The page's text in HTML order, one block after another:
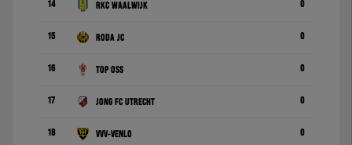
14 RKC Waalwijk 0
15 Roda JC 0
16 TOP Oss 0
17 Jong FC Utrecht 0
18 VVV-Venlo 0